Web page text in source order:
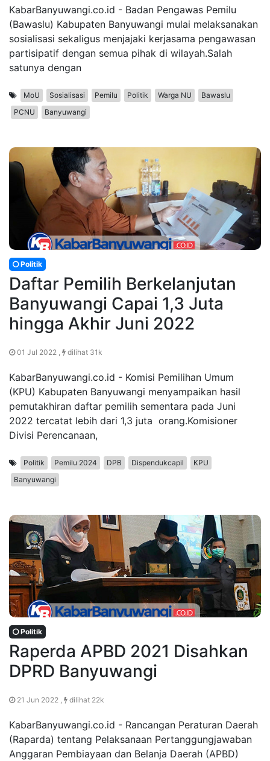
KabarBanyuwangi.co.id - Badan Pengawas Pemilu
(Bawaslu) Kabupaten Banyuwangi mulai melaksanakan
sosialisasi sekaligus menjajaki kerjasama pengawasan
partisipatif dengan semua pihak di wilayah.Salah
satunya dengan
MoU Sosialisasi Pemilu Politik Warga NU
Bawaslu
PCNU
Banyuwangi
Politik
Daftar Pemilih Berkelanjutan
Banyuwangi Capai 1,3 Juta
hingga Akhir Juni 2022
01 Jul 2022 , dilihat 31k
KabarBanyuwangi.co.id - Komisi Pemilihan Umum
(KPU) Kabupaten Banyuwangi menyampaikan hasil
pemutakhiran daftar pemilih sementara pada Juni
2022 tercatat lebih dari 1,3 juta orang.Komisioner
Divisi Perencanaan,
Politik Pemilu 2024 DPB Dispendukcapil
KPU
Banyuwangi
Politik
Raperda APBD 2021 Disahkan
DPRD Banyuwangi
21 Jun 2022 , dilihat 22k
KabarBanyuwangi.co.id - Rancangan Peraturan Daerah
(Raparda) tentang Pelaksanaan Pertanggungjawaban
Anggaran Pembiayaan dan Belanja Daerah (APBD)